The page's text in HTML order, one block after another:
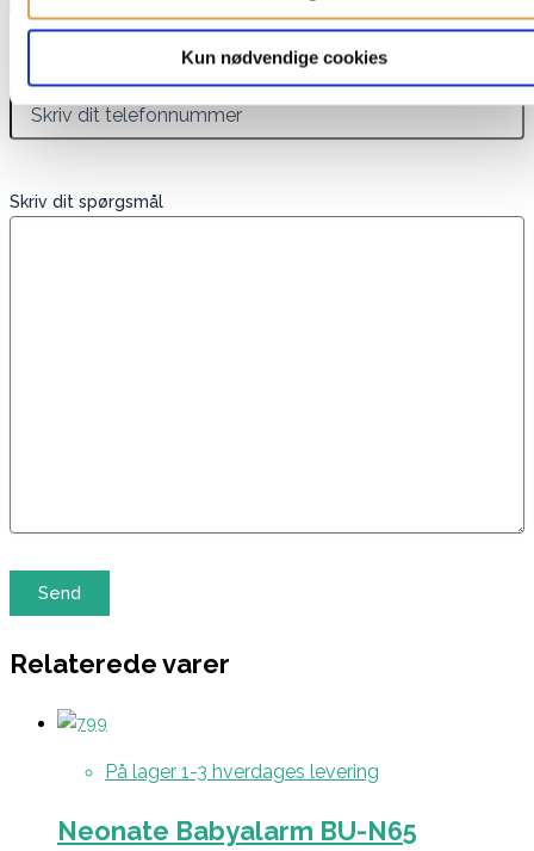
Kun nødvendige cookies
Skriv dit spørgsmål
Relaterede varer
På lager 1-3 hverdages levering
Neonate Babyalarm BU-N65